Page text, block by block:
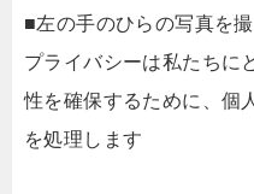
■左の手のひらの写真を
プライバシーは私たちに
性を確保するために、個
を処理します